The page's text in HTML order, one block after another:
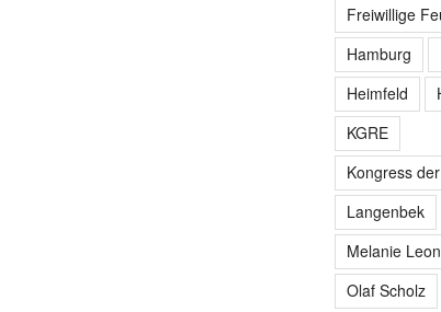
Freiwillige
Hamburg
Heimfeld
KGRE
Kongress
Langenbek
Melanie
Olaf Scholz